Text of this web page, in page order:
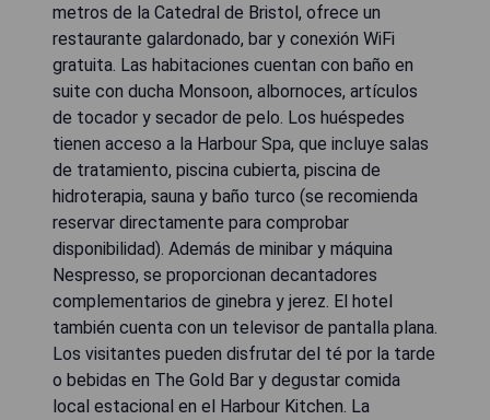
metros de la Catedral de Bristol, ofrece un
restaurante galardonado, bar y conexión WiFi
gratuita. Las habitaciones cuentan con baño en
suite con ducha Monsoon, albornoces, artículos
de tocador y secador de pelo. Los huéspedes
tienen acceso a la Harbour Spa, que incluye salas
de tratamiento, piscina cubierta, piscina de
hidroterapia, sauna y baño turco (se recomienda
reservar directamente para comprobar
disponibilidad). Además de minibar y máquina
Nespresso, se proporcionan decantadores
complementarios de ginebra y jerez. El hotel
también cuenta con un televisor de pantalla plana.
Los visitantes pueden disfrutar del té por la tarde
o bebidas en The Gold Bar y degustar comida
local estacional en el Harbour Kitchen. La